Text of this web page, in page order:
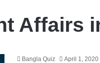
Affairs
Bangla Quiz April 1, 2020